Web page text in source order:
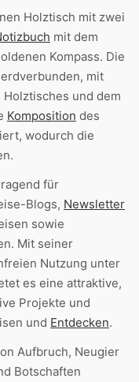
Holztisch mit zwei
mit dem
Kompass. Die
mit
und dem
Komposition des
wodurch die
für
Blogs, Newsletter
sowie
Mit seiner
Nutzung unter
es eine attraktive,
Projekte und
und Entdecken.
Aufbruch, Neugier
Botschaften